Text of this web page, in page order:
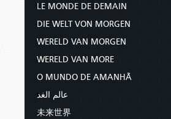
LE MONDE DE DEMAIN
DIE WELT VON MORGEN
WERELD VAN MORGEN
WERELD VAN MORE
O MUNDO DE AMANHÃ
عالم الغد
未来世界